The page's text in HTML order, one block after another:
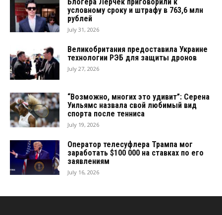
Блогера Лерчек приговорили к
условному сроку и штрафу в 763,6 млн
рублей
July 31, 2026
Великобритания предоставила Украине
технологии РЭБ для защиты дронов
July 27, 2026
“Возможно, многих это удивит”: Серена
Уильямс назвала свой любимый вид
спорта после тенниса
July 19, 2026
Оператор телесуфлера Трампа мог
заработать $100 000 на ставках по его
заявлениям
July 16, 2026